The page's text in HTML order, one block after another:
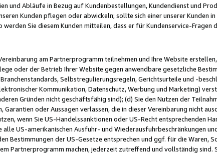
und Abläufe in Bezug auf Kundenbestellungen, Kundendienst und
Kunden pflegen oder abwickeln; sollte sich einer unserer Kunden
Sie diesem Kunden mitteilen, dass er für Kundenservice-Fragen
am Partnerprogramm teilnehmen und Ihre Website
oder der Betrieb Ihrer Website gegen anwendbare gesetzliche
Selbstregulierungsregeln, Gerichtsurteile und -
Kommunikation, Datenschutz, Werbung und Marketing)
Gründen nicht geschäftsfähig sind); (d) Sie den Nutzen der
oder Aussagen verlassen, die in dieser Vereinbarung nicht
wenn Sie US-Handelssanktionen oder US-Recht entsprechenden
US-amerikanischen Ausfuhr- und Wiederausfuhrbeschränkungen
Bestimmungen der US-Gesetze entsprechen und ggf. für die Waren,
Partnerprogramm machen, jederzeit zutreffend und vollständig sind.